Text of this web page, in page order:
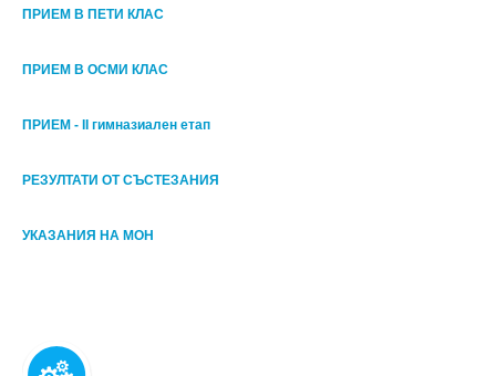
ПРИЕМ В ПЕТИ КЛАС
ПРИЕМ В ОСМИ КЛАС
ПРИЕМ - II гимназиален етап
РЕЗУЛТАТИ ОТ СЪСТЕЗАНИЯ
УКАЗАНИЯ НА МОН